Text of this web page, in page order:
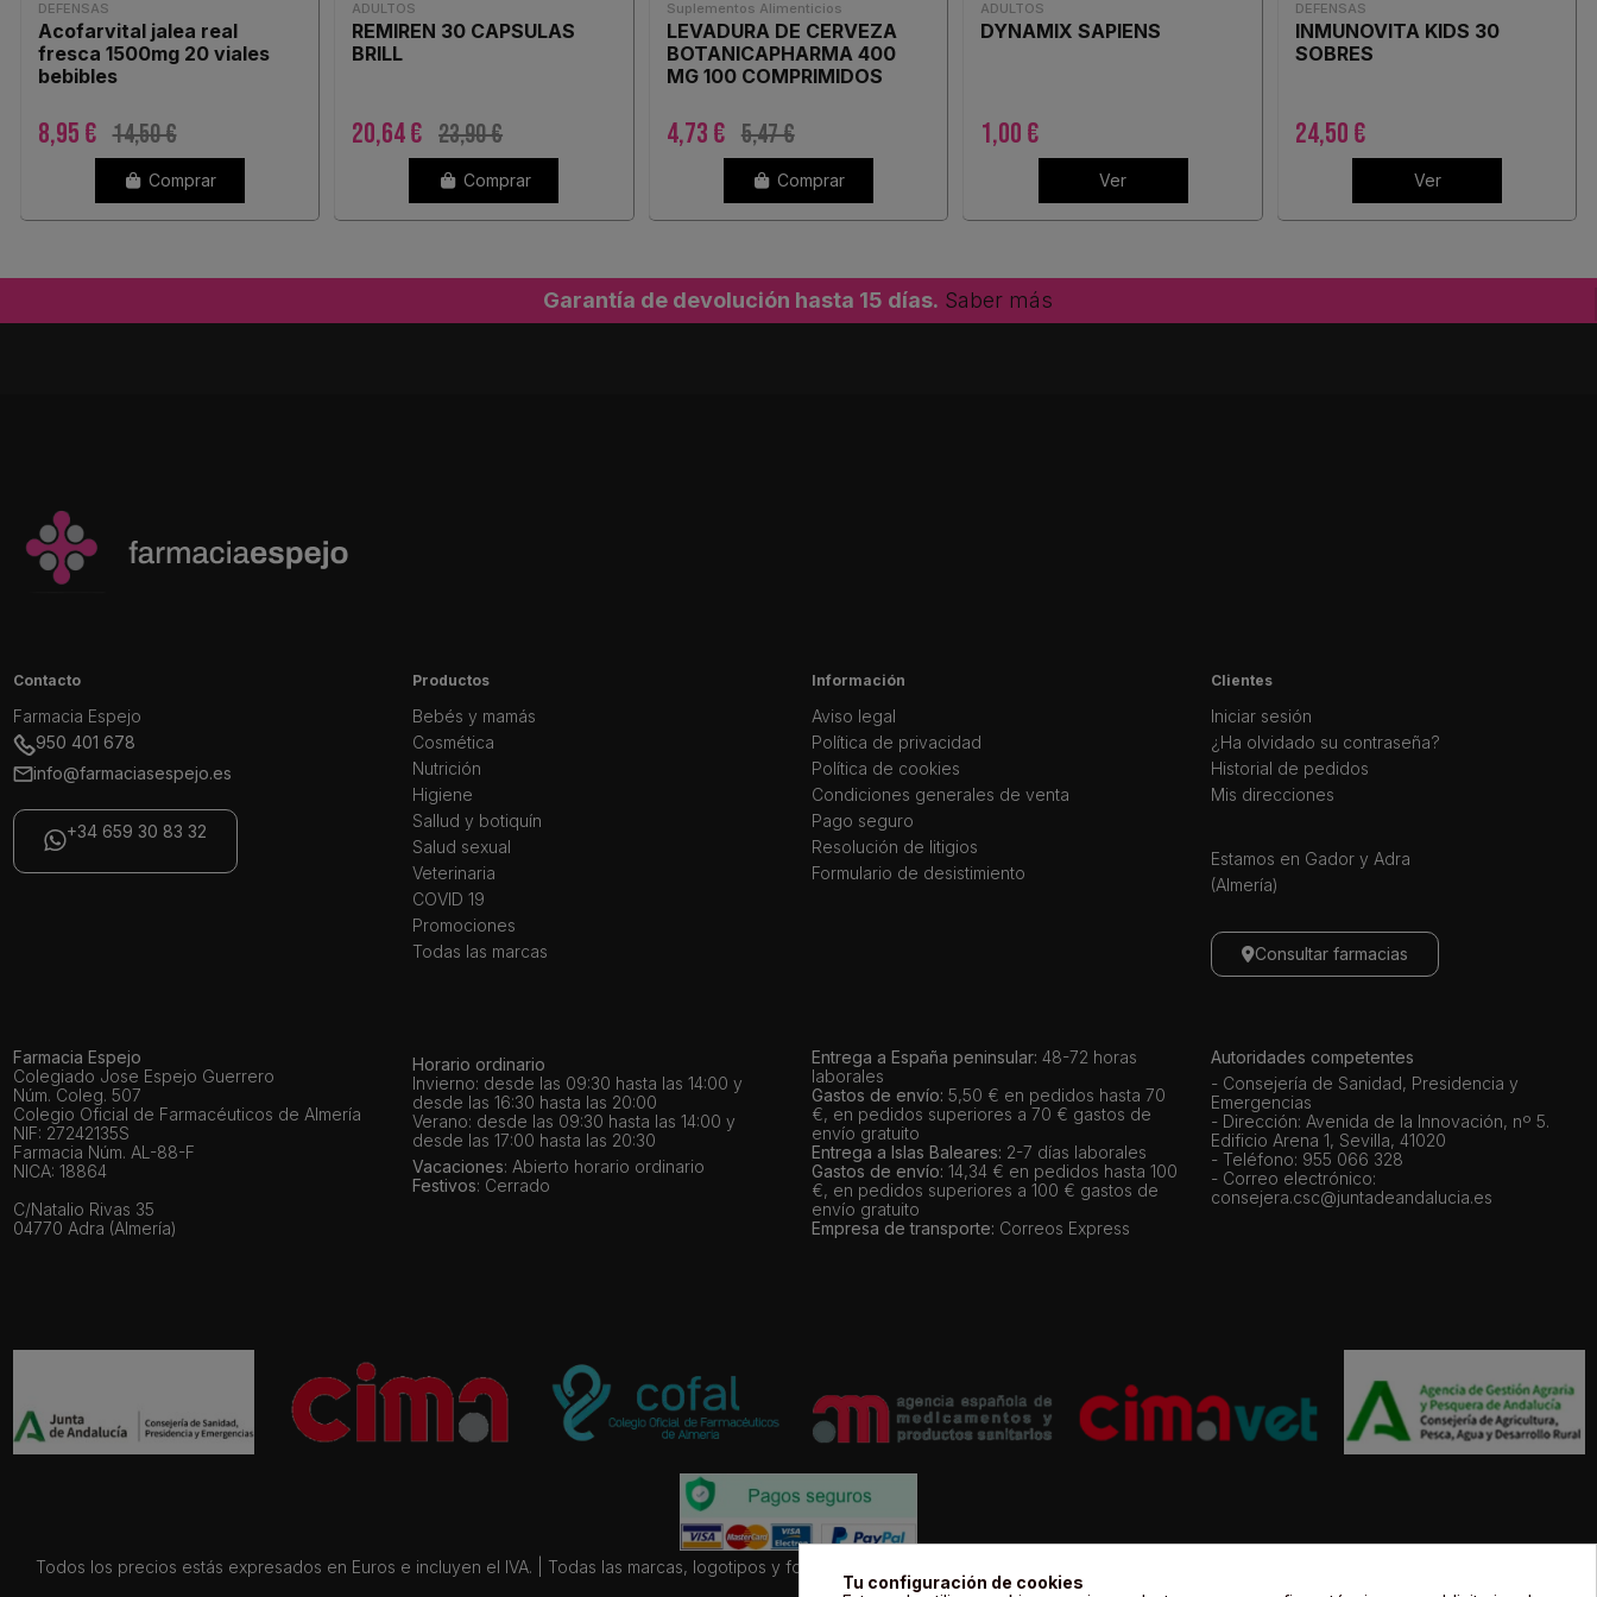
DEFENSAS
Acofarvital jalea real
fresca 1500mg 20 viales
bebibles
8,95 € 14,50 €
Comprar
ADULTOS
REMIREN 30 CAPSULAS
BRILL
20,64 € 23,90 €
Comprar
Suplementos Alimenticios
LEVADURA DE CERVEZA
BOTANICAPHARMA 400
MG 100 COMPRIMIDOS
4,73 € 5,47 €
Comprar
ADULTOS
DYNAMIX SAPIENS
1,00 €
Ver
DEFENSAS
INMUNOVITA KIDS 30
SOBRES
24,50 €
Ver
Garantía de devolución hasta 15 días. Saber más
Contacto
Farmacia Espejo
950 401 678
info@farmaciasespejo.es
+34 659 30 83 32
Productos
Bebés y mamás
Cosmética
Nutrición
Higiene
Sallud y botiquín
Salud sexual
Veterinaria
COVID 19
Promociones
Todas las marcas
Información
Aviso legal
Política de privacidad
Política de cookies
Condiciones generales de venta
Pago seguro
Resolución de litigios
Formulario de desistimiento
Clientes
Iniciar sesión
¿Ha olvidado su contraseña?
Historial de pedidos
Mis direcciones
Estamos en Gador y Adra
(Almería)
Consultar farmacias
Farmacia Espejo
Colegiado Jose Espejo Guerrero
Núm. Coleg. 507
Colegio Oficial de Farmacéuticos de Almería
NIF: 27242135S
Farmacia Núm. AL-88-F
NICA: 18864
C/Natalio Rivas 35
04770 Adra (Almería)
Horario ordinario
Invierno: desde las 09:30 hasta las 14:00 y
desde las 16:30 hasta las 20:00
Verano: desde las 09:30 hasta las 14:00 y
desde las 17:00 hasta las 20:30
Vacaciones: Abierto horario ordinario
Festivos: Cerrado
Entrega a España peninsular: 48-72 horas
laborales
Gastos de envío: 5,50 € en pedidos hasta 70
€, en pedidos superiores a 70 € gastos de
envío gratuito
Entrega a Islas Baleares: 2-7 días laborales
Gastos de envío: 14,34 € en pedidos hasta 100
€, en pedidos superiores a 100 € gastos de
envío gratuito
Empresa de transporte: Correos Express
Autoridades competentes
- Consejería de Sanidad, Presidencia y
Emergencias
- Dirección: Avenida de la Innovación, nº 5.
Edificio Arena 1, Sevilla, 41020
- Teléfono: 955 066 328
- Correo electrónico:
consejera.csc@juntadeandalucia.es
Todos los precios estás expresados en Euros e incluyen el IVA. | Todas las marcas, logotipos y fotos de productos son propiedad legal de sus propietarios y sólo se muestran a título informativo.
Tu configuración de cookies